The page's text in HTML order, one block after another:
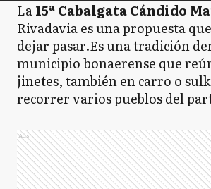
La15ª Cabalgata Cándido
Rivadavia es una propuesta
dejar pasar.Es una tradición
municipio bonaerense que
jinetes, también en carro o
recorrer varios pueblos del
Ads